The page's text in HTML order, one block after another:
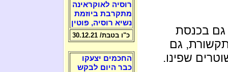
גם בכנסת
גם
שפינו.
רוסיה לאוקראינה
מתקרבת ביוזמת
נשיא רוסיה, פוטין
כ"ו בטבת/ 30.12.21
החכמים יצעקו
כבר היום לבקש